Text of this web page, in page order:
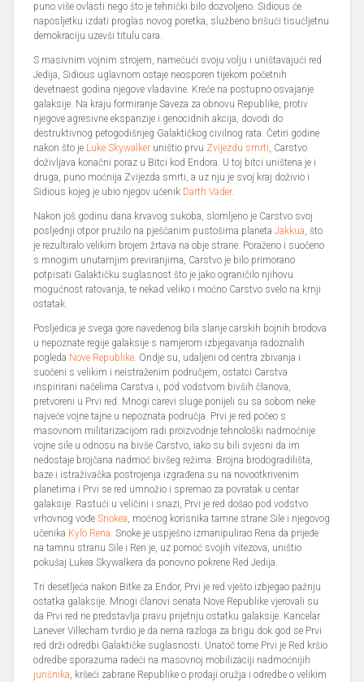
puno više ovlasti nego što je tehnički bilo dozvoljeno. Sidious će
naposljetku izdati proglas novog poretka, službeno brišući tisućljetnu
demokraciju uzevši titulu cara.
S masivnim vojnim strojem, namećući svoju volju i uništavajući red
Jedija, Sidious uglavnom ostaje neosporen tijekom početnih
devetnaest godina njegove vladavine. Kreće na postupno osvajanje
galaksije. Na kraju formiranje Saveza za obnovu Republike, protiv
njegove agresivne ekspanzije i genocidnih akcija, dovodi do
destruktivnog petogodišnjeg Galaktičkog civilnog rata. Četiri godine
nakon što je Luke Skywalker uništio prvu Zvijezdu smrti, Carstvo
doživljava konačni poraz u Bitci kod Endora. U toj bitci uništena je i
druga, puno moćnija Zvijezda smrti, a uz nju je svoj kraj doživio i
Sidious kojeg je ubio njegov učenik Darth Vader.
Nakon još godinu dana krvavog sukoba, slomljeno je Carstvo svoj
posljednji otpor pružilo na pješčanim pustošima planetaJakkua, što
je rezultiralo velikim brojem žrtava na obje strane. Poraženo i suočeno
s mnogim unutarnjim previranjima, Carstvo je bilo primorano
potpisati Galaktičku suglasnost što je jako ograničilo njihovu
mogućnost ratovanja, te nekad veliko i moćno Carstvo svelo na krnji
ostatak.
Posljedica je svega gore navedenog bila slanje carskih bojnih brodova
u nepoznate regije galaksije s namjerom izbjegavanja radoznalih
pogleda Nove Republike. Ondje su, udaljeni od centra zbivanja i
suočeni s velikim i neistraženim područjem, ostatci Carstva
inspirirani načelima Carstva i, pod vodstvom bivših članova,
pretvoreni u Prvi red. Mnogi carevi sluge ponijeli su sa sobom neke
najveće vojne tajne u nepoznata područja. Prvi je red počeo s
masovnom militarizacijom radi proizvodnje tehnološki nadmoćnije
vojne sile u odnosu na bivše Carstvo, iako su bili svjesni da im
nedostaje brojčana nadmoć bivšeg režima. Brojna brodogradilišta,
baze i istraživačka postrojenja izgrađena su na novootkrivenim
planetima i Prvi se red umnožio i spremao za povratak u centar
galaksije. Rastući u veličini i snazi, Prvi je red došao pod vodstvo
vrhovnog vođeSnokea, moćnog korisnika tamne strane Sile i njegovog
učenika Kylo Rena. Snoke je uspješno izmanipulirao Rena da prijeđe
na tamnu stranu Sile i Ren je, uz pomoć svojih vitezova, uništio
pokušaj Lukea Skywalkera da ponovno pokrene Red Jedija.
Tri desetljeća nakon Bitke za Endor, Prvi je red vješto izbjegao pažnju
ostatka galaksije. Mnogi članovi senata Nove Republike vjerovali su
da Prvi red ne predstavlja pravu prijetnju ostatku galaksije. Kancelar
Lanever Villecham tvrdio je da nema razloga za brigu dok god se Prvi
red drži odredbi Galaktičke suglasnosti. Unatoč tome Prvi je Red kršio
odredbe sporazuma radeći na masovnoj mobilizaciji nadmoćnijih
jurišnika, kršeći zabrane Republike o prodaji oružja i odredbe o velikim